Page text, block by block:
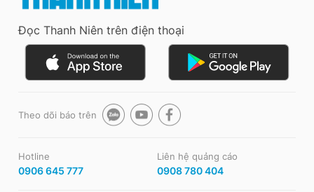
Đọc Thanh Niên trên điện thoại
Theo dõi báo trên
Hotline
0906 645 777
Liên hệ quảng cáo
0908 780 404